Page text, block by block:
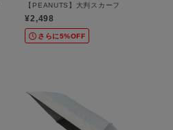
【PEANUTS】大判スカーフ
¥2,498
さらに5%OFF